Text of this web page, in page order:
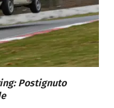
Postignuto